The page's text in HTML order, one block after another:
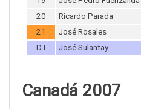
20
Ricardo Parada
21
José Rosales
DT
José Sulantay
Canadá 2007